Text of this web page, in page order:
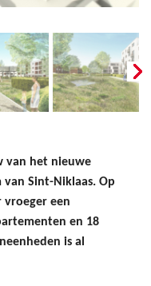
van het nieuwe
Sint-Niklaas. Op
vroeger een
en 18
is al